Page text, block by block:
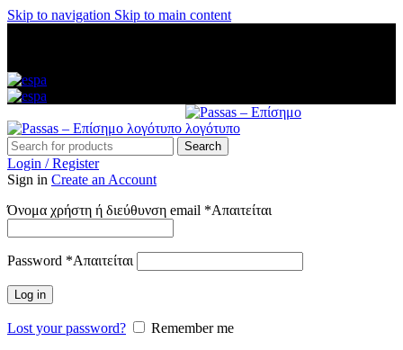
Skip to navigation Skip to main content
Search
Login / Register
Sign in Create an Account
Όνομα χρήστη ή διεύθυνση email *Απαιτείται
Password *Απαιτείται
Log in
Lost your password?
Remember me